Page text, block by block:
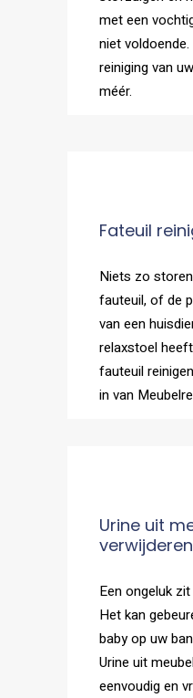
met een
niet
reiniging van
méér.
Fateuil
Niets zo
fauteuil, of de
van een
relaxstoel
fauteuil
in van
Urine uit
verwijderen
Een ongeluk
Het kan
baby op uw
Urine uit
eenvoudig en